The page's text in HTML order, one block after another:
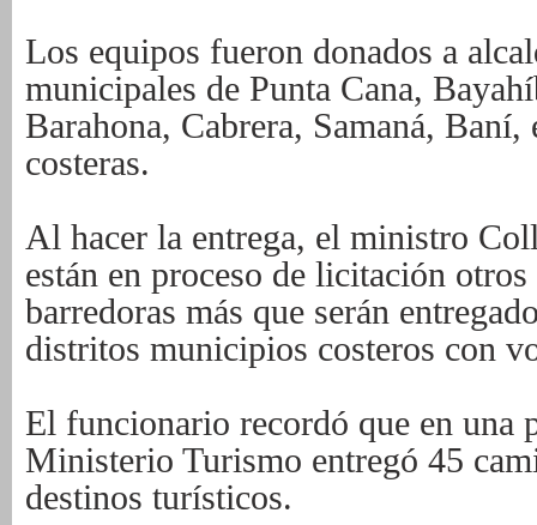
Los equipos fueron donados a
municipales de Punta Cana,
Barahona, Cabrera, Samaná,
costeras.
Al hacer la entrega, el ministro
están en proceso de licitación
barredoras más que serán
distritos municipios costeros con
El funcionario recordó que en una
Ministerio Turismo entregó 45
destinos turísticos.